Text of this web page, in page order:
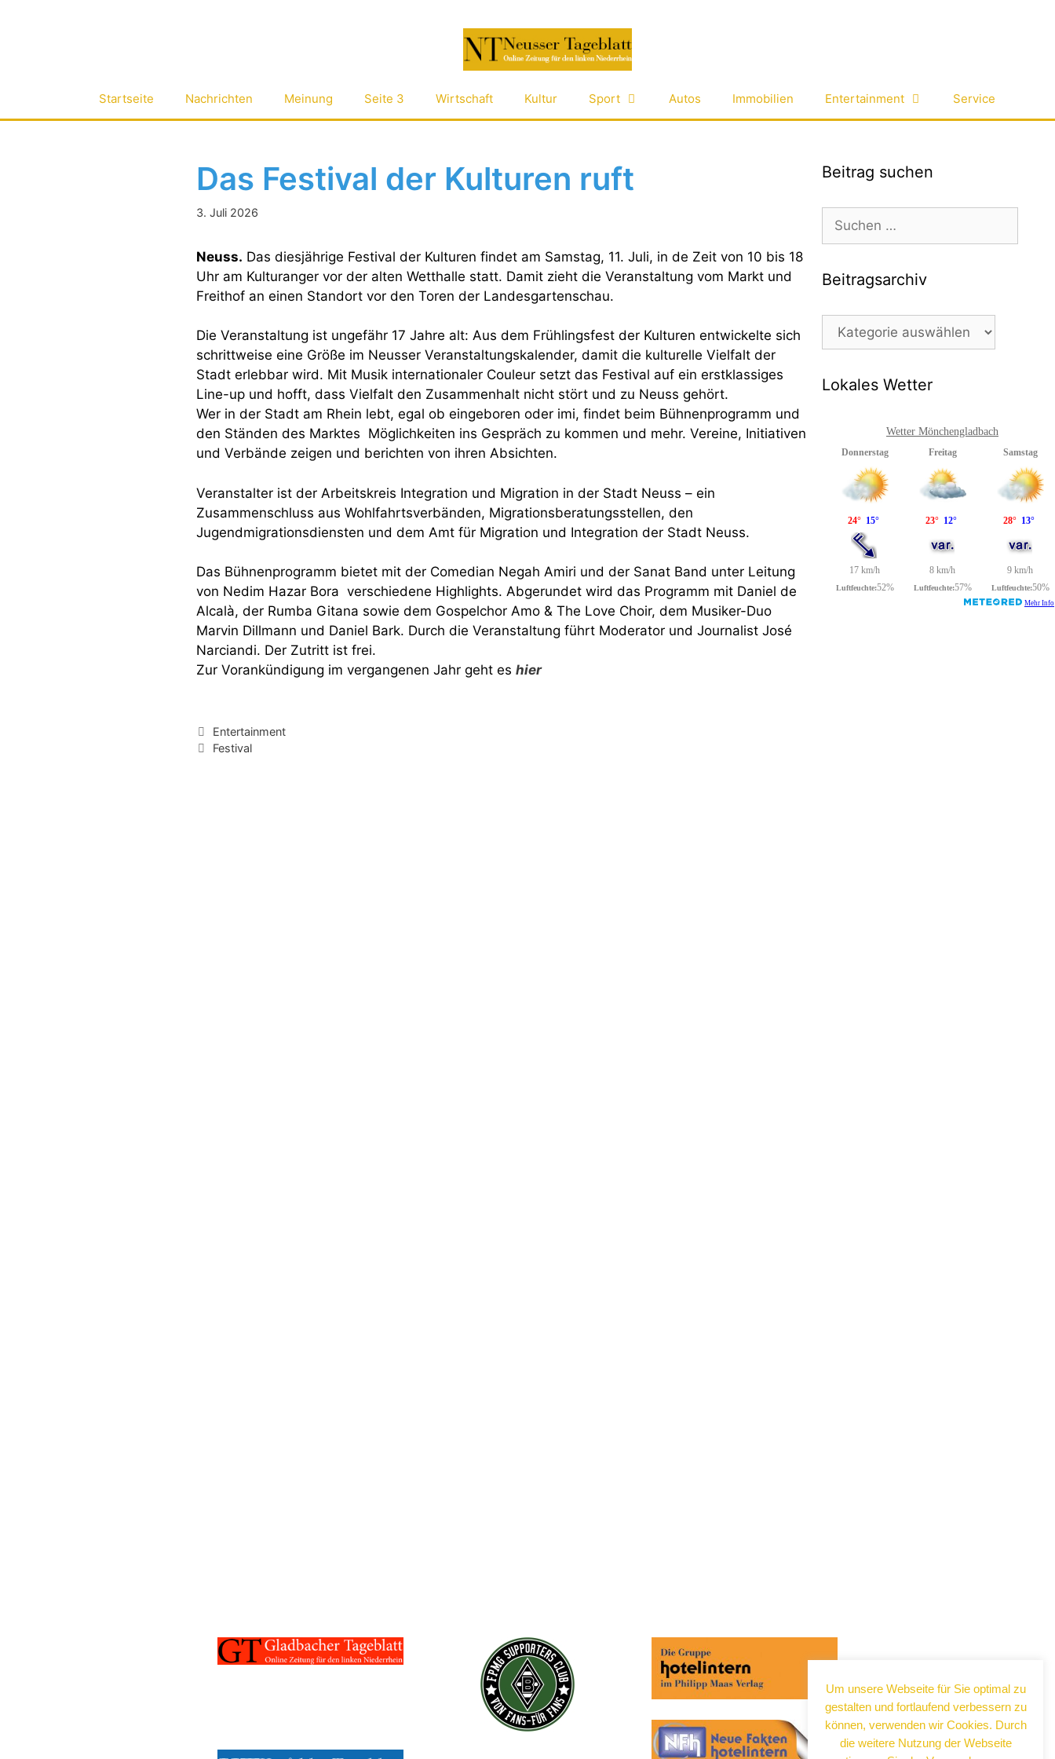
Startseite Nachrichten Meinung Seite 3 Wirtschaft Kultur Sport Autos Immobilien Entertainment Service
Das Festival der Kulturen ruft
3. Juli 2026
Neuss. Das diesjährige Festival der Kulturen findet am Samstag, 11. Juli, in de Zeit von 10 bis 18
Uhr am Kulturanger vor der alten Wetthalle statt. Damit zieht die Veranstaltung vom Markt und
Freithof an einen Standort vor den Toren der Landesgartenschau.
Die Veranstaltung ist ungefähr 17 Jahre alt: Aus dem Frühlingsfest der Kulturen entwickelte sich
schrittweise eine Größe im Neusser Veranstaltungskalender, damit die kulturelle Vielfalt der
Stadt erlebbar wird. Mit Musik internationaler Couleur setzt das Festival auf ein erstklassiges
Line-up und hofft, dass Vielfalt den Zusammenhalt nicht stört und zu Neuss gehört.
Wer in der Stadt am Rhein lebt, egal ob eingeboren oder imi, findet beim Bühnenprogramm und
den Ständen des Marktes Möglichkeiten ins Gespräch zu kommen und mehr. Vereine, Initiativen
und Verbände zeigen und berichten von ihren Absichten.
Veranstalter ist der Arbeitskreis Integration und Migration in der Stadt Neuss – ein
Zusammenschluss aus Wohlfahrtsverbänden, Migrationsberatungsstellen, den
Jugendmigrationsdiensten und dem Amt für Migration und Integration der Stadt Neuss.
Das Bühnenprogramm bietet mit der Comedian Negah Amiri und der Sanat Band unter Leitung
von Nedim Hazar Bora verschiedene Highlights. Abgerundet wird das Programm mit Daniel de
Alcalà, der Rumba Gitana sowie dem Gospelchor Amo & The Love Choir, dem Musiker-Duo
Marvin Dillmann und Daniel Bark. Durch die Veranstaltung führt Moderator und Journalist José
Narciandi. Der Zutritt ist frei.
Zur Vorankündigung im vergangenen Jahr geht es hier
Kategorien
Entertainment
Schlagwörter
Festival
Beitrag suchen
Suchen
nach:
Beitragsarchiv
Beitragsarchiv
Lokales Wetter
Wetter Mönchengladbach
Um unsere Webseite für Sie optimal zu
gestalten und fortlaufend verbessern zu
können, verwenden wir Cookies. Durch
die weitere Nutzung der Webseite